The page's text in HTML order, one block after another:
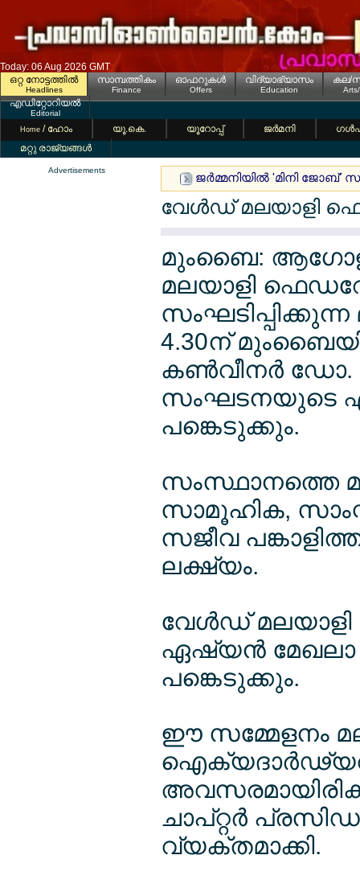
Today: 06 Aug 2026 GMT
ഒറ്റ നോട്ടത്തില്‍
Headlines
സാമ്പത്തികം
Finance
ഓഫറുകള്‍
Offers
വിദ്യാഭ്യാസം
Education
കല/
എഡിറ്റോറിയല്‍
Editorial
Home / ഹോം യൂ.കെ. യൂറോപ്പ് ജര്‍മനി
മറ്റു രാജ്യങ്ങള്‍
Advertisements
ജര്‍മ്മനിയില്‍ 'മിനി ജോബ്'
വേള്‍ഡ് മലയാളി
മുംബൈ:
മലയാളി
4.30ന്
കണ്‍വീനര്‍ ഡോ.
സംഘടനയുടെ
പങ്കെടുക്കും.
സംസ്ഥാനത്തെ
സാമൂഹിക,
സജീവ
ലക്ഷ്യം.
വേള്‍ഡ്
ഏഷ്യന്‍ മേഖലാ
പങ്കെടുക്കും.
ഈ സമ്മേളനം
ഐക്യദാര്‍ഢ്യവും
ചാപ്റ്റര്‍
വ്യക്തമാക്കി.